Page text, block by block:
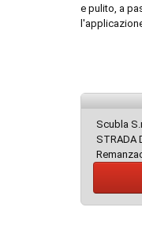
e pulito, a
Scubla
STRADA